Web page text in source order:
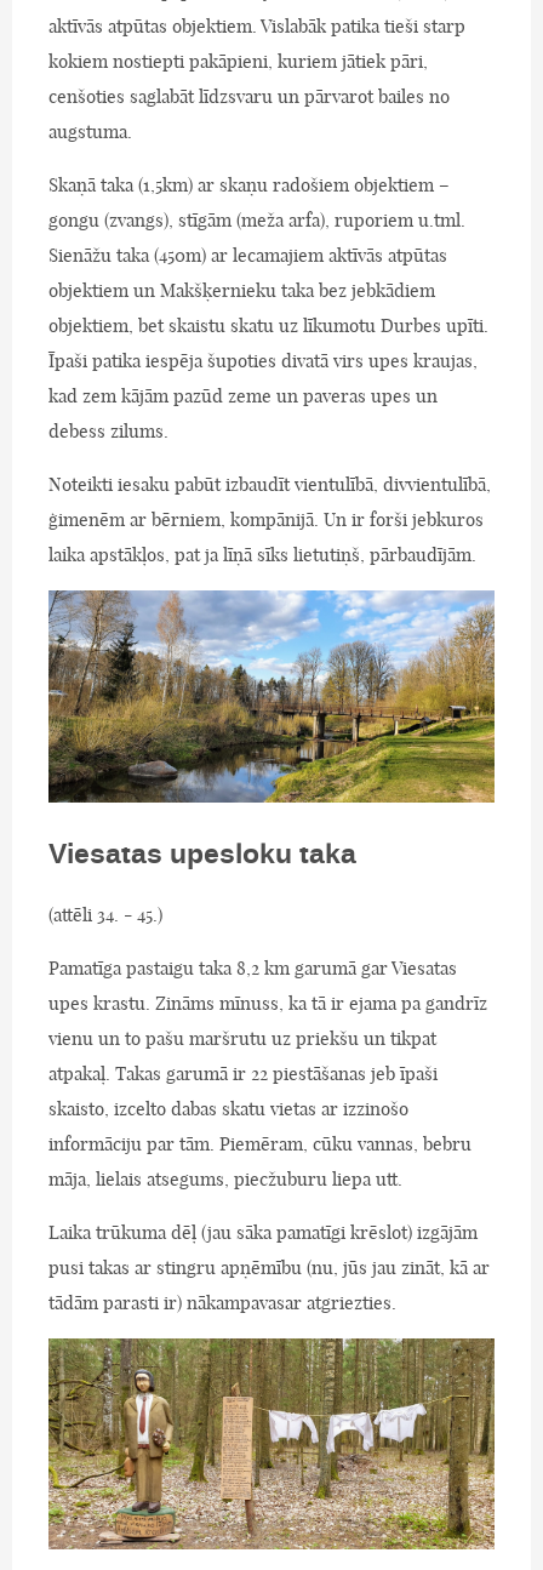
aktīvās atpūtas objektiem. Vislabāk patika tieši starp
kokiem nostiepti pakāpieni, kuriem jātiek pāri,
cenšoties saglabāt līdzsvaru un pārvarot bailes no
augstuma.
Skaņā taka (1,5km) ar skaņu radošiem objektiem –
gongu (zvangs), stīgām (meža arfa), ruporiem u.tml.
Sienāžu taka (450m) ar lecamajiem aktīvās atpūtas
objektiem un Makšķernieku taka bez jebkādiem
objektiem, bet skaistu skatu uz līkumotu Durbes upīti.
Īpaši patika iespēja šupoties divatā virs upes kraujas,
kad zem kājām pazūd zeme un paveras upes un
debess zilums.
Noteikti iesaku pabūt izbaudīt vientulībā, divvientulībā,
ģimenēm ar bērniem, kompānijā. Un ir forši jebkuros
laika apstākļos, pat ja līņā sīks lietutiņš, pārbaudījām.
Viesatas upesloku taka
(attēli 34. - 45.)
Pamatīga pastaigu taka 8,2 km garumā gar Viesatas
upes krastu. Zināms mīnuss, ka tā ir ejama pa gandrīz
vienu un to pašu maršrutu uz priekšu un tikpat
atpakaļ. Takas garumā ir 22 piestāšanas jeb īpaši
skaisto, izcelto dabas skatu vietas ar izzinošo
informāciju par tām. Piemēram, cūku vannas, bebru
māja, lielais atsegums, piecžuburu liepa utt.
Laika trūkuma dēļ (jau sāka pamatīgi krēslot) izgājām
pusi takas ar stingru apņēmību (nu, jūs jau zināt, kā ar
tādām parasti ir) nākampavasar atgriezties.